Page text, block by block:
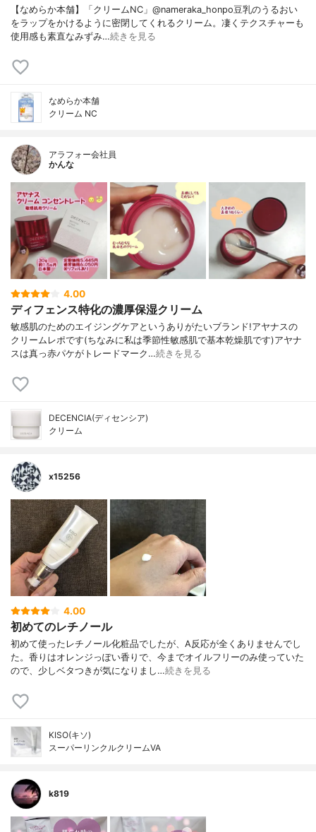
【なめらか本舗】「クリームNC」@nameraka_honpo豆乳のうるおい
をラップをかけるように密閉してくれるクリーム。凄くテクスチャーも
使用感も素直なみずみ…続きを見る
なめらか本舗
クリーム NC
アラフォー会社員
かんな
4.00
ディフェンス特化の濃厚保湿クリーム
敏感肌のためのエイジングケアというありがたいブランド!アヤナスの
クリームレポです(ちなみに私は季節性敏感肌で基本乾燥肌です)アヤナ
スは真っ赤パケがトレードマーク…続きを見る
DECENCIA(ディセンシア)
クリーム
x15256
4.00
初めてのレチノール
初めて使ったレチノール化粧品でしたが、A反応が全くありませんでし
た。香りはオレンジっぽい香りで、今までオイルフリーのみ使っていた
ので、少しベタつきが気になりまし…続きを見る
KISO(キソ)
スーパーリンクルクリームVA
k819